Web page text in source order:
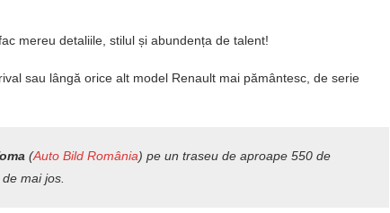
mereu detaliile, stilul și abundența de talent!
sau lângă orice alt model Renault mai pământesc, de serie
(Auto Bild România) pe un traseu de aproape 550 de
mai jos.